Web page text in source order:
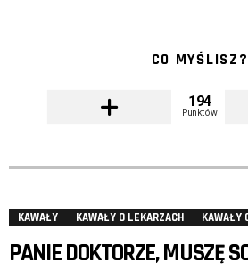
CO MYŚLISZ?
194
Punktów
KAWAŁY KAWAŁY O LEKARZACH KAWAŁY
PANIE DOKTORZE, MUSZĘ